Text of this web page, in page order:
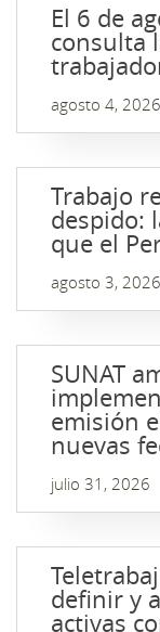
El 6 de
consulta
agosto 4, 2026
Trabajo
despido:
que el
agosto 3, 2026
SUNAT
emisión
nuevas
julio 31, 2026
definir y
activas